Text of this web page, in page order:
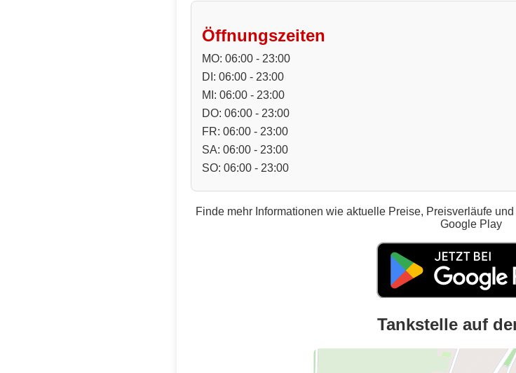
Öffnungszeiten
MO: 06:00 - 23:00
DI: 06:00 - 23:00
MI: 06:00 - 23:00
DO: 06:00 - 23:00
FR: 06:00 - 23:00
SA: 06:00 - 23:00
SO: 06:00 - 23:00
Finde mehr Informationen wie aktuelle Preise, Preisverläufe
Google Play
Tankstelle auf